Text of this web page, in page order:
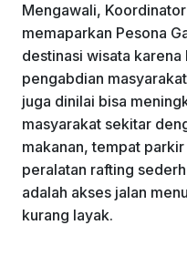
Mengawali,
memaparkan Pesona
destinasi wisata
pengabdian
juga dinilai bisa
masyarakat sekitar
makanan, tempat
peralatan rafting
adalah akses jalan
kurang layak.